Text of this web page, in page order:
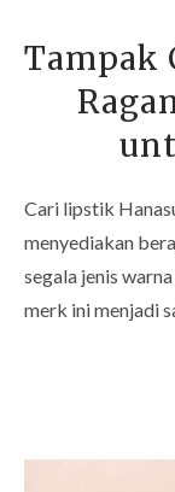
Tampak
Cari lipstik
menyediakan
segala jenis
merk ini menjadi